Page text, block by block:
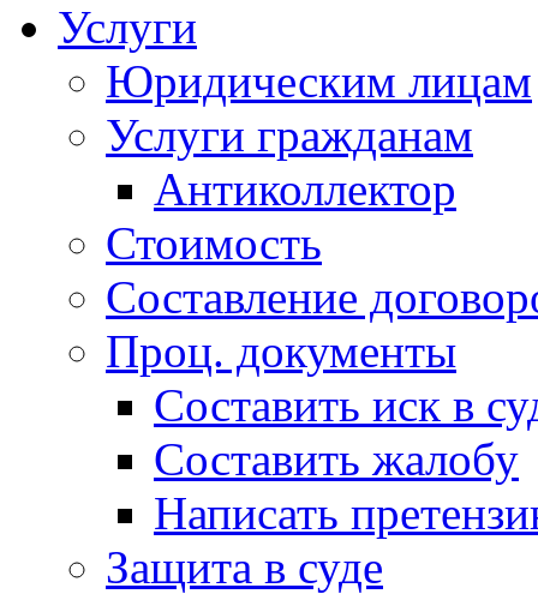
Услуги
Юридическим лицам
Услуги гражданам
Антиколлектор
Стоимость
Составление
Проц. документы
Составить иск в
Составить жалобу
Написать
Защита в суде